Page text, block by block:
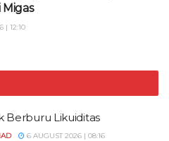
| 12:10
Berburu Likuiditas
6 AUGUST 2026 | 08:16